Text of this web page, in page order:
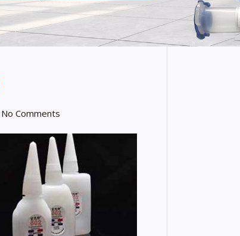
No Comments